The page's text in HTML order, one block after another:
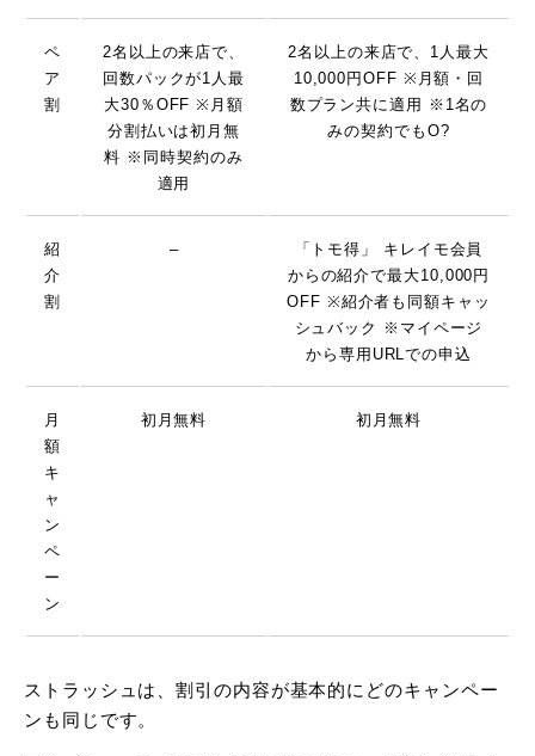
ペ
ア
割
2名以上の来店で、
回数パックが1人最
大30％OFF ※月額
分割払いは初月無
料 ※同時契約のみ
適用
2名以上の来店で、1人最大
10,000円OFF ※月額・回
数プラン共に適用 ※1名の
みの契約でもO?
紹
介
割
–
「トモ得」 キレイモ会員
からの紹介で最大10,000円
OFF ※紹介者も同額キャッ
シュバック ※マイページ
から専用URLでの申込
月
額
キ
ャ
ン
ペ
ー
ン
初月無料 初月無料
ストラッシュは、割引の内容が基本的にどのキャンペー
ンも同じです。